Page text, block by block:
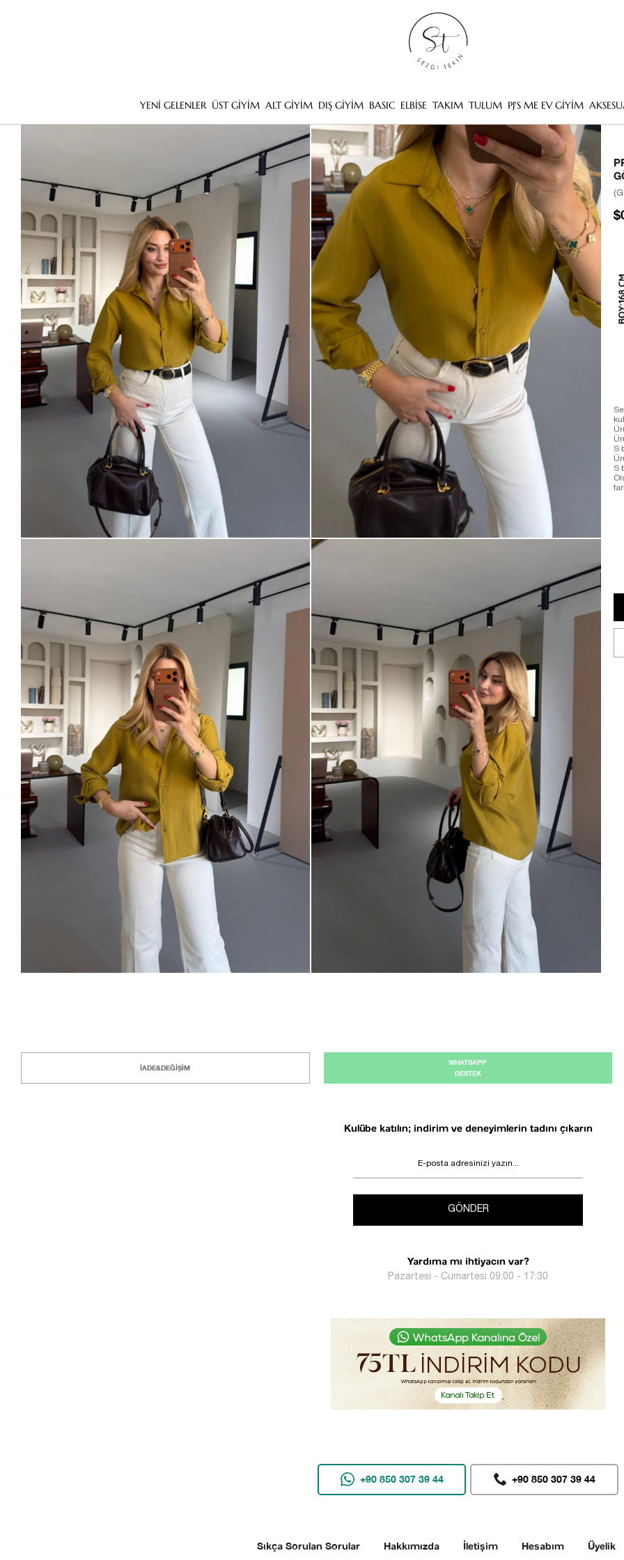
YENİ GELENLER ÜST GİYİM ALT GİYİM DIŞ GİYİM BASIC ELBİSE TAKIM TULUM PJ'S ME EV GİYİM
S
S
İADE&DEĞİŞİM
WHATSAPP
DESTEK
Kulübe katılın; indirim ve deneyimlerin tadını çıkarın
GÖNDER
Yardıma mı ihtiyacın var?
Pazartesi - Cumartesi 09:00 - 17:30
+90 850 307 39 44 +90 850 307 39 44
Sıkça Sorulan Sorular Hakkımızda İletişim Hesabım Üyelik